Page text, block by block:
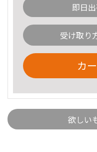
即日
受け取り
カ
欲しい